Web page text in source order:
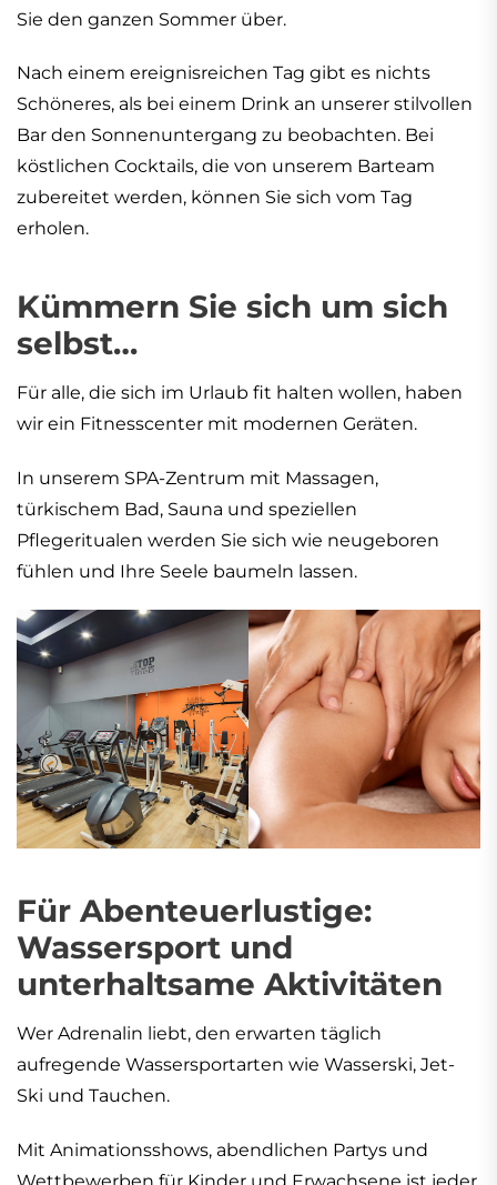
Sie den ganzen Sommer über.
Nach einem ereignisreichen Tag gibt es nichts
Schöneres, als bei einem Drink an unserer stilvollen
Bar den Sonnenuntergang zu beobachten. Bei
köstlichen Cocktails, die von unserem Barteam
zubereitet werden, können Sie sich vom Tag
erholen.
Kümmern Sie sich um sich
selbst…
Für alle, die sich im Urlaub fit halten wollen, haben
wir ein Fitnesscenter mit modernen Geräten.
In unserem SPA-Zentrum mit Massagen,
türkischem Bad, Sauna und speziellen
Pflegeritualen werden Sie sich wie neugeboren
fühlen und Ihre Seele baumeln lassen.
Für Abenteuerlustige:
Wassersport und
unterhaltsame Aktivitäten
Wer Adrenalin liebt, den erwarten täglich
aufregende Wassersportarten wie Wasserski, Jet-
Ski und Tauchen.
Mit Animationsshows, abendlichen Partys und
Wettbewerben für Kinder und Erwachsene ist jeder